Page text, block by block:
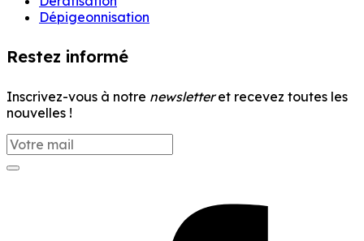
Dépigeonnisation
Restez informé
Inscrivez-vous à notre newsletteret recevez toutes les
nouvelles !